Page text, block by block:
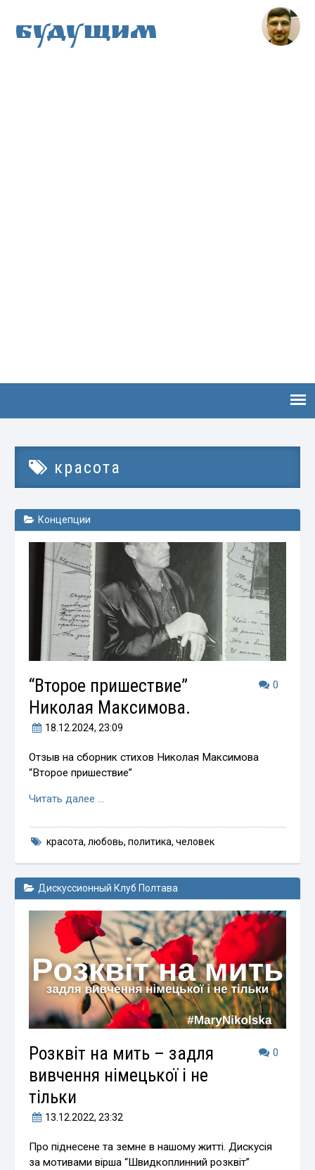
Будущим
красота
Концепции
0
“Второе пришествие”
Николая Максимова.
18.12.2024, 23:09
Отзыв на сборник стихов Николая Максимова
“Второе пришествие”
Читать далее …
красота, любовь, политика, человек
Дискуссионный Клуб Полтава
0
Розквіт на мить – задля
вивчення німецької і не
тільки
13.12.2022, 23:32
Про піднесене та земне в нашому житті. Дискусія
за мотивами вірша “Швидкоплинний розквіт”